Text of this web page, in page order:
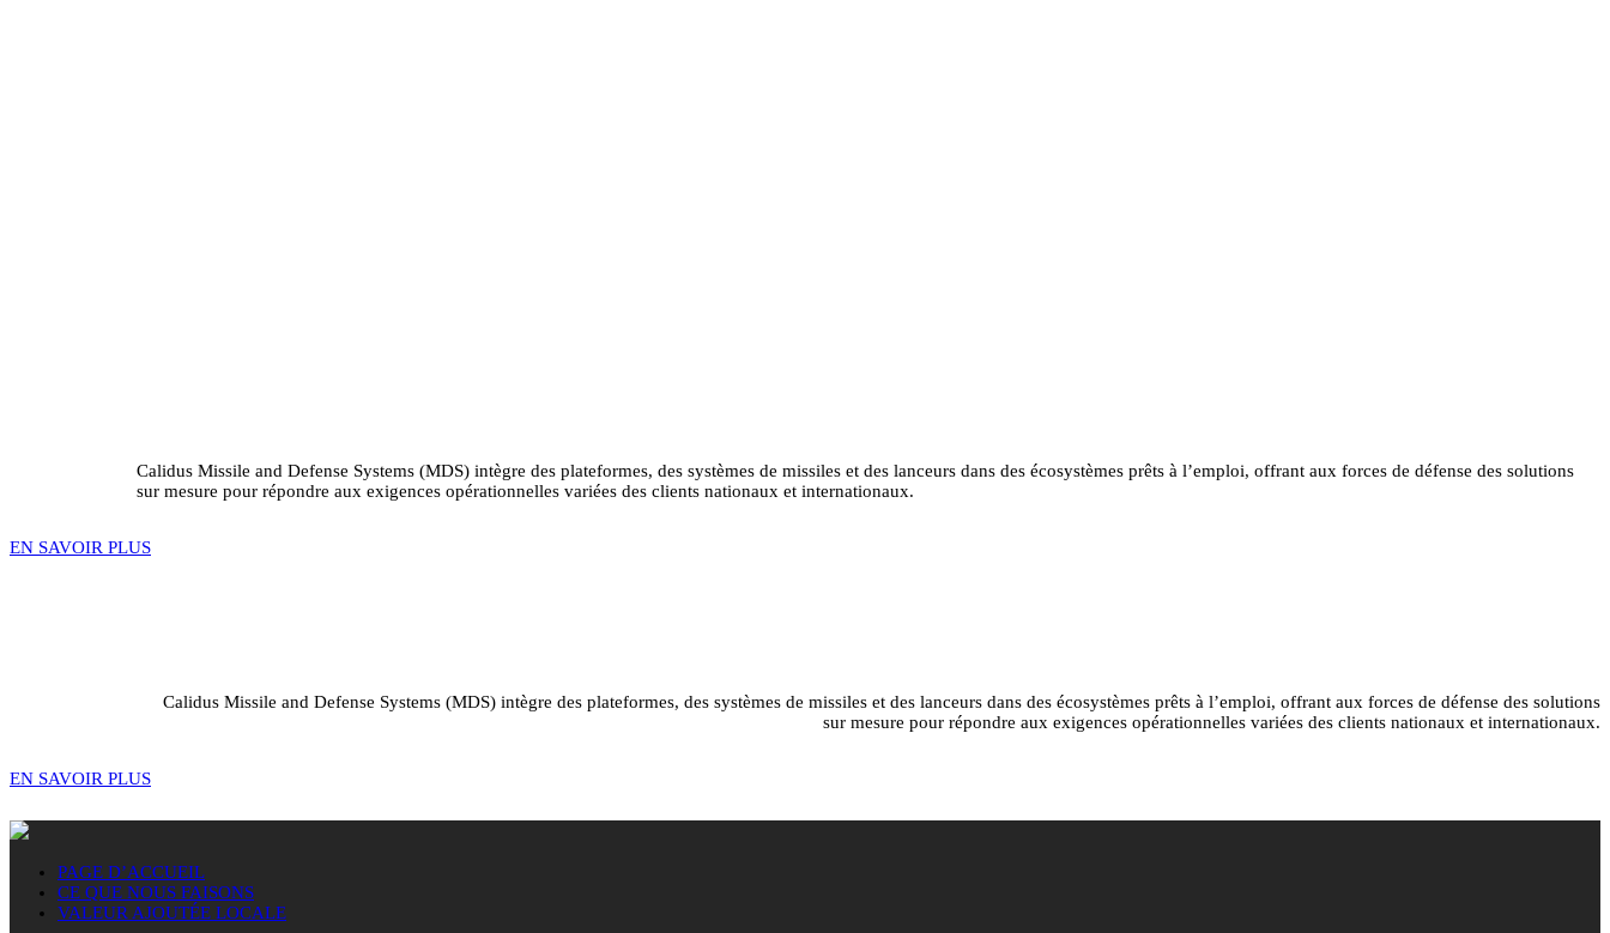
Calidus Missile and Defense Systems (MDS) intègre des plateformes, des systèmes de missiles et des lanceurs dans des écosystèmes prêts à l’emploi, offrant aux forces de défense des solutions
sur mesure pour répondre aux exigences opérationnelles variées des clients nationaux et internationaux.
EN SAVOIR PLUS
Calidus Missile and Defense Systems (MDS) intègre des plateformes, des systèmes de missiles et des lanceurs dans des écosystèmes prêts à l’emploi, offrant aux forces de défense des solutions
sur mesure pour répondre aux exigences opérationnelles variées des clients nationaux et internationaux.
EN SAVOIR PLUS
PAGE D’ACCUEIL
CE QUE NOUS FAISONS
VALEUR AJOUTÉE LOCALE